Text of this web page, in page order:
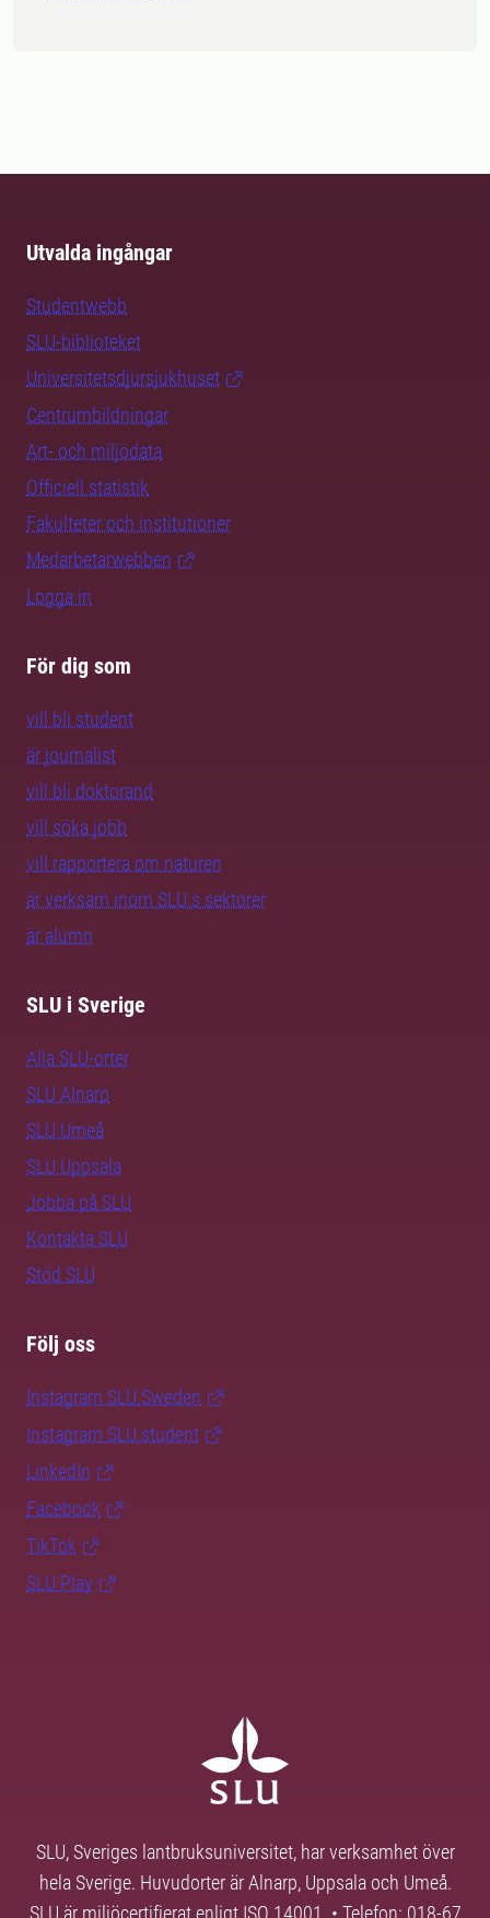
Utvalda ingångar
Studentwebb
SLU-biblioteket
Universitetsdjursjukhuset
Centrumbildningar
Art- och miljödata
Officiell statistik
Fakulteter och institutioner
Medarbetarwebben
Logga in
För dig som
vill bli student
är journalist
vill bli doktorand
vill söka jobb
vill rapportera om naturen
är verksam inom SLU:s sektorer
är alumn
SLU i Sverige
Alla SLU-orter
SLU Alnarp
SLU Umeå
SLU Uppsala
Jobba på SLU
Kontakta SLU
Stöd SLU
Följ oss
Instagram SLU.Sweden
Instagram SLU.student
LinkedIn
Facebook
TikTok
SLU Play
SLU, Sveriges lantbruksuniversitet, har verksamhet över
hela Sverige. Huvudorter är Alnarp, Uppsala och Umeå.
SLU är miljöcertifierat enligt ISO 14001. • Telefon: 018-67